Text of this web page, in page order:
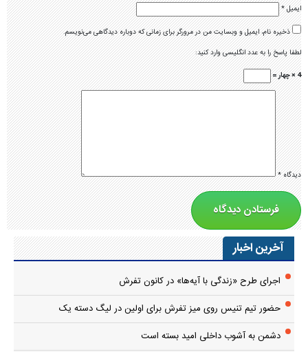
ایمیل*
ذخیره نام، ایمیل و وبسایت من در مرورگر برای زمانی که دوباره دیدگاهی می‌نویسم.
لطفا پاسخ را به عدد انگلیسی وارد کنید:
4 × چهار =
دیدگاه*
آخرین اخبار
اجرای طرح «زندگی با آیه‌ها» در کانون تفرش
حضور تیم تنیس روی میز تفرش برای اولین در لیگ دسته یک
دشمن به آشوب داخلی امید بسته است